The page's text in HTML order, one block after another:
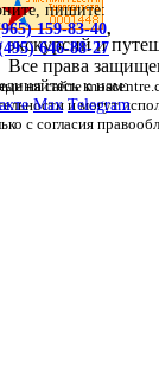
пишите:
159-83-40,
646-88-27
к нам:
Max Telegram
и
Все права
на сайте
и могут
с согласия